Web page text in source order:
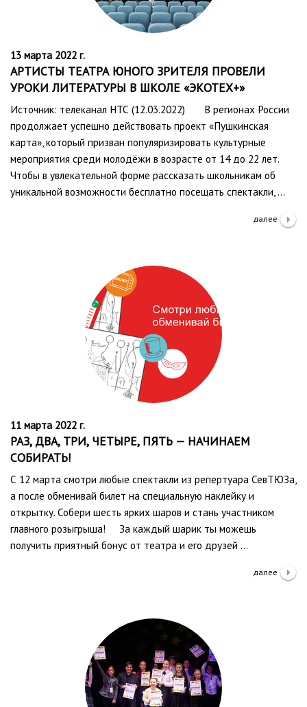
13 марта 2022 г.
АРТИСТЫ ТЕАТРА ЮНОГО ЗРИТЕЛЯ ПРОВЕЛИ
УРОКИ ЛИТЕРАТУРЫ В ШКОЛЕ «ЭКОТЕХ+»
Источник: телеканал НТС (12.03.2022) В регионах России
продолжает успешно действовать проект «Пушкинская
карта», который призван популяризировать культурные
мероприятия среди молодёжи в возрасте от 14 до 22 лет.
Чтобы в увлекательной форме рассказать школьникам об
уникальной возможности бесплатно посещать спектакли, …
далее
11 марта 2022 г.
РАЗ, ДВА, ТРИ, ЧЕТЫРЕ, ПЯТЬ — НАЧИНАЕМ
СОБИРАТЬ!
С 12 марта смотри любые спектакли из репертуара СевТЮЗа,
а после обменивай билет на специальную наклейку и
открытку. Собери шесть ярких шаров и стань участником
главного розыгрыша! За каждый шарик ты можешь
получить приятный бонус от театра и его друзей …
далее